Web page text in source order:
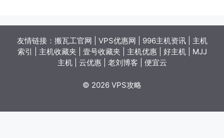
友情链接： 搬瓦工官网 VPS优惠网 996主机资讯| 主机
索引
主机收藏夹 壹号收藏夹 主机优惠| 好主机| MJJ
主机| 云优惠| 老刘博客 便宜云
© 2026 VPS攻略